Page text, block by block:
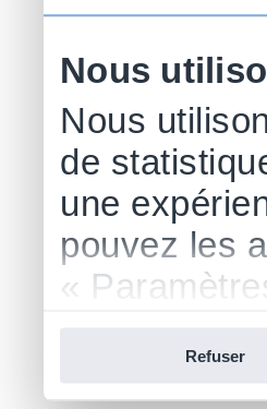
Nous
Nous
de
une
pouvez les
«
Refuser